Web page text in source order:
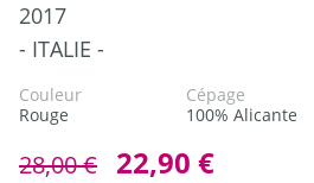
2017
- ITALIE -
Couleur
Rouge
Cépage
100% Alicante
28,00 € 22,90 €